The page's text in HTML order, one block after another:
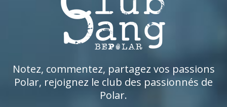
Notez, commentez, partagez vos passions
Polar, rejoignez le club des passionnés de
Polar.